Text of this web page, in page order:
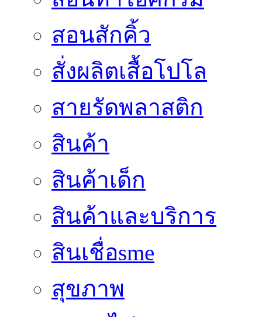
สอนสักคิ้ว
สั่งผลิตเสื้อโปโล
สายรัดพลาสติก
สินค้า
สินค้าเด็ก
สินค้าและบริการ
สินเชื่อsme
สุขภาพ